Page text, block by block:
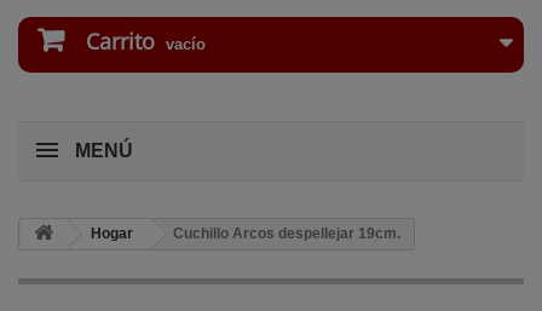
Carrito vacío
MENÚ
Hogar Cuchillo Arcos despellejar 19cm.